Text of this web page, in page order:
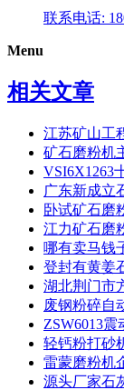
联系电话:
Menu
相关文章
江苏矿山工
矿石磨粉机
VSI6X1263
广东新成立
卧试矿石磨
江力矿石磨
哪有卖马钱
登封有黄姜
湖北荆门市
废钢粉碎自
ZSW6013震
轻钙粉打砂
雷蒙磨粉机
源头厂家石